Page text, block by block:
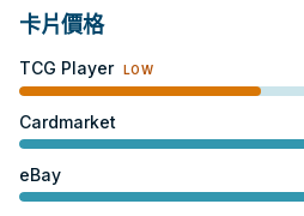
卡片價格
TCG Player LOW
Cardmarket
eBay